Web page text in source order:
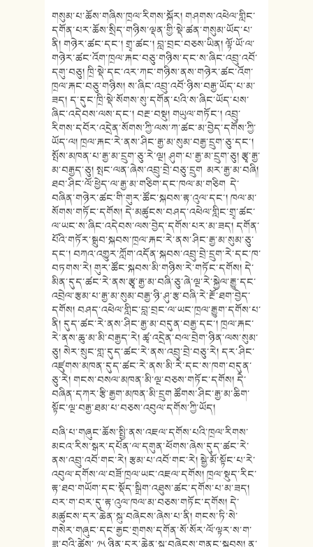
གསུམ་པ་ཆོས་གཞིས་ཁྲལ་རིགས་སྐོར། གཤགས་འཕེལ་གླིང་
དགོན་པར་ཆོས་སྲིད་གཉིས་ལྡན་གྱི་སྡེ་ཚན་གསུམ་ཡོད་པ་
ནི། གཉེར་ཚང་དང་། གྲྭ་ཚང་། བླ་བྲང་བཅས་ཡིན། ལྟོ་ཡོ་ལ་
གཉེར་ཚང་འོག་ཁྲལ་རྐང་བཅུ་གཉིས་དང་ས་ཞིང་འབྲུ་འབོ་
དགུ་བཅུ། ཁྲི་སྡེ་དང་འར་ཀང་གཉིས་ནས་གཉེར་ཚང་འོག་
ཁྲལ་རྐང་བཅུ་གཉིས། ས་ཞིང་འབྲུ་འབོ་ཉིས་བརྒྱ་ཡོད་པ་མ་
ཟད། ད་དུང་ཁྲི་སྡེ་སོགས་སུ་དགོན་པའི་ས་ཞིང་ཡོད་པས་
ཞིང་འདེབས་ལས་དང་། བརྔ་བསྡུ། གཡུལ་གཏོང་། འབྲུ་
རིགས་དབོར་འདྲེན་སོགས་ཀྱི་ལས་ཀ་ཚང་མ་བྱེད་དགོས་ཀྱི་
ཡོད་ལ། ཁྲལ་རྐང་རེ་ནས་ཤིང་རྒྱ་མ་སུམ་བརྒྱ་དྲུག་ཅུ་དང་།
སྤོས་མཁན་པ་རྒྱ་མ་དྲུག་ཅུ་རེ་ལྔ། ཤུག་པ་རྒྱ་མ་དྲུག་ཅུ། རྩྭ་རྒྱ་
མ་བརྒྱད་ཅུ། སྤང་ལན་ཞེས་འབྲུ་བྲེ་བཅུ་དྲུག མར་རྒྱ་མ་བཞི།
ཐབ་ཤིང་ལོ་ཕྱེད་ལ་རྒྱ་མ་གཅིག་དང་ཁལ་མ་གཅིག དེ་
བཞིན་གཉེར་ཚང་གི་གུར་ཚོང་སྐབས་རྟ་འུལ་དང་། ཁལ་མ་
སོགས་གཏོང་དགོས། དེ་མཚུངས་བཤད་འཕེལ་གླིང་གྲྭ་ཚང་
ལ་ཡང་ས་ཞིང་འདེབས་ལས་བྱེད་དགོས་པར་མ་ཟད། དགོན་
པོའི་གཏོར་སྒྲུབ་སྐབས་ཁྲལ་རྐང་རེ་ནས་ཤིང་རྒྱ་མ་སུམ་ཅུ་
དང་། བཀའ་འགྱུར་ཀློག་འདོན་སྐབས་འབྲུ་བྲེ་དྲུག་རེ་དང་ཁ་
བཏགས་རེ། གུར་ཚོང་སྐབས་མི་གཉིས་རེ་གཏོང་དགོས། དེ་
མིན་དུད་ཚང་རེ་ནས་རྩྭ་རྒྱ་མ་བཞི་ཅུ་ཞེ་ལྔ་རེ་སྐྱེལ་རྒྱུ་དང་
འབྲེལ་རྩམ་པ་རྒྱ་མ་སུམ་བརྒྱ་ཉི་ཤུ་རྩ་བཞི་རེ་རྔོ་ཐག་བྱེད་
དགོས། བཤད་འཕེལ་གླིང་བླ་བྲང་ལ་ཡང་ཁྲལ་རྒྱུག་དགོས་པ་
ནི། དུད་ཚང་རེ་ནས་ཤིང་རྒྱ་མ་བདུན་བརྒྱ་དང་། ཁྲལ་རྐང་
རེ་ནས་ཆུ་མ་མི་བརྒྱད་རེ། ཚྭ་འདྲེན་བལ་བྲེག་ཉིན་ལས་སུམ་
ཅུ། སེར་སྲུང་གླ་དུད་ཚང་རེ་ནས་འབྲུ་བྲེ་བཅུ་རེ། དར་ཤིང་
འཛུགས་མཁན་དུད་ཚང་རེ་ནས་མི་རེ་དང་ས་ཁག་བདུན་
ཅུ་རེ། གངས་བསལ་མཁན་མི་ལྔ་བཅས་གཏོང་དགོས། དེ་
བཞིན་དཀར་རྩི་རྒྱག་མཁན་མི་དྲུག ཚོགས་ཤིང་རྒྱ་མ་ཆིག་
སྟོང་ལྔ་བརྒྱ་ཐམ་པ་བཅས་འབུལ་དགོས་ཀྱི་ཡོད།
བཞི་པ་གཞུང་ཆོས་སྤྱི་ནས་འཇལ་དགོས་པའི་ཁྲལ་རིགས་
མངའ་རིས་སྒར་དཔོན་ལ་དགུན་ཕོགས་ཞེས་དུད་ཚང་རེ་
ནས་འབྲུ་འབོ་གང་རེ། རྩམ་པ་འབོ་གང་རེ། སྒྱེ་མོ་སྟོང་པ་རེ་
འབུལ་དགོས་ལ་བཟོ་ཁྲལ་ཡང་འཇལ་དགོས། ཁྲལ་སྡུད་རིང་
རྟ་ཐབ་གཡོག་དང་སྡོད་སྒྲིག་འཐུས་ཚང་དགོས་པ་མ་ཟད།
བར་ག་བར་དུ་རྟ་འུལ་ཁལ་མ་བཅས་གཏོང་དགོས། དེ་
མཚུངས་དར་ཆེན་སྐུ་བཞེངས་ཞེས་པ་ནི། གངས་ཏི་སེ་
གསེར་གཞུང་དང་རྒྱང་གྲགས་དགོན་སོ་སོར་ལོ་ལྟར་ས་ག་